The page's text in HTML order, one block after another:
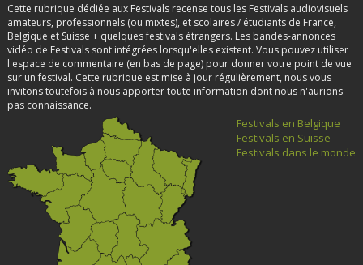
Cette rubrique dédiée aux Festivals recense tous les Festivals audiovisuels
amateurs, professionnels (ou mixtes), et scolaires / étudiants de France,
Belgique et Suisse + quelques festivals étrangers. Les bandes-annonces
vidéo de Festivals sont intégrées lorsqu'elles existent. Vous pouvez utiliser
l'espace de commentaire (en bas de page) pour donner votre point de vue
sur un festival. Cette rubrique est mise à jour régulièrement, nous vous
invitons toutefois à nous apporter toute information dont nous n'aurions
pas connaissance.
Festivals en Belgique
Festivals en Suisse
Festivals dans le monde